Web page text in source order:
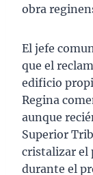
obra
El jefe
que el
edificio
Regina
aunque
Superior
cristalizar el
durante el